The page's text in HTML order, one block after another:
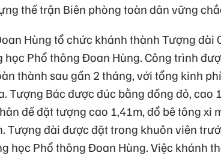
thế trận Biên phòng toàn dân vững
Hùng tổ chức khánh thành Tượng đài
học Phổ thông Đoan Hùng. Công trình
thành sau gần 2 tháng, với tổng kinh
Tượng Bác được đúc bằng đồng đỏ, cao
đế đặt tượng cao 1,41m, đổ bê tông xi
Tượng đài được đặt trong khuôn viên
học Phổ thông Đoan Hùng. Việc khánh